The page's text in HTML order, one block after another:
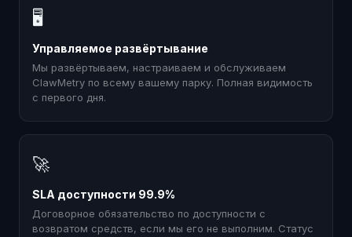
🖥
Управляемое развёртывание
Мы развёртываем, настраиваем и обслуживаем
ClawMetry по всему вашему парку. Полная видимость
с первого дня.
🚀
SLA доступности 99.9%
Договорное обязательство по доступности с
возвратом средств, если мы его не выполним. Статус